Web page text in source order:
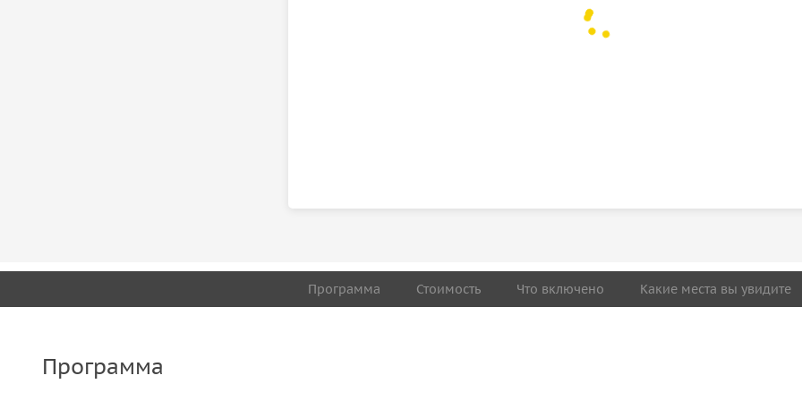
Программа Стоимость Что включено Какие места вы увидите
Программа